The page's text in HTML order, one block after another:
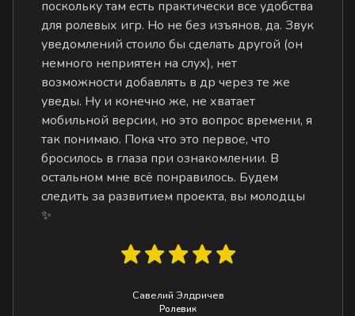
поскольку там есть практически все удобства
для ролевых игр. Но не без изъянов, да. Звук
уведомлений стоило бы сделать другой (он
немного неприятен на слух), нет
возможности добавлять в др через те же
уведы. Ну и конечно же, не хватает
мобильной версии, но это вопрос времени, я
так понимаю. Пока что это первое, что
бросилось в глаза при ознакомлении. В
остальном мне всё понравилось. Будем
следить за развитием проекта, вы молодцы
✨
Савелий Элдричев
Ролевик